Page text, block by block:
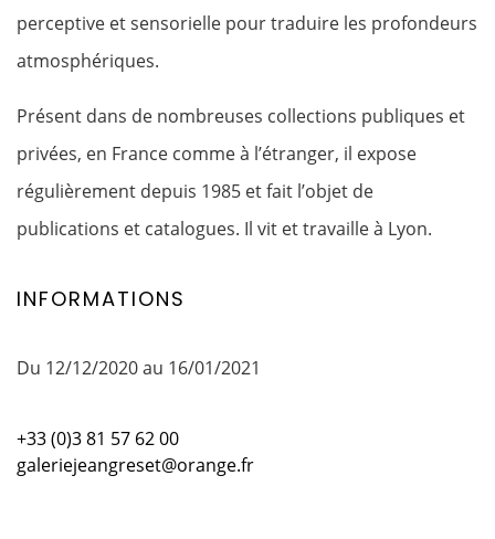
perceptive et sensorielle pour traduire les profondeurs
atmosphériques.
Présent dans de nombreuses collections publiques et
privées, en France comme à l’étranger, il expose
régulièrement depuis 1985 et fait l’objet de
publications et catalogues. Il vit et travaille à Lyon.
INFORMATIONS
Du 12/12/2020 au 16/01/2021
+33 (0)3 81 57 62 00
galeriejeangreset@orange.fr